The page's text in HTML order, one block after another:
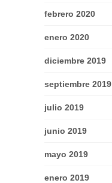
febrero 2020
enero 2020
diciembre 2019
septiembre 2019
julio 2019
junio 2019
mayo 2019
enero 2019